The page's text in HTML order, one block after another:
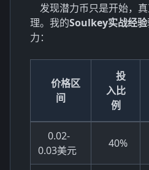
发现潜力币只是开始，
理。我的Soulkey实战经验
力：
价格区
间
投
入比
例
0.02-
0.03美元
40%